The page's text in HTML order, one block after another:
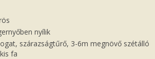
nyílik
szárazságtűrő, 3-6m megnövő szétálló
fa